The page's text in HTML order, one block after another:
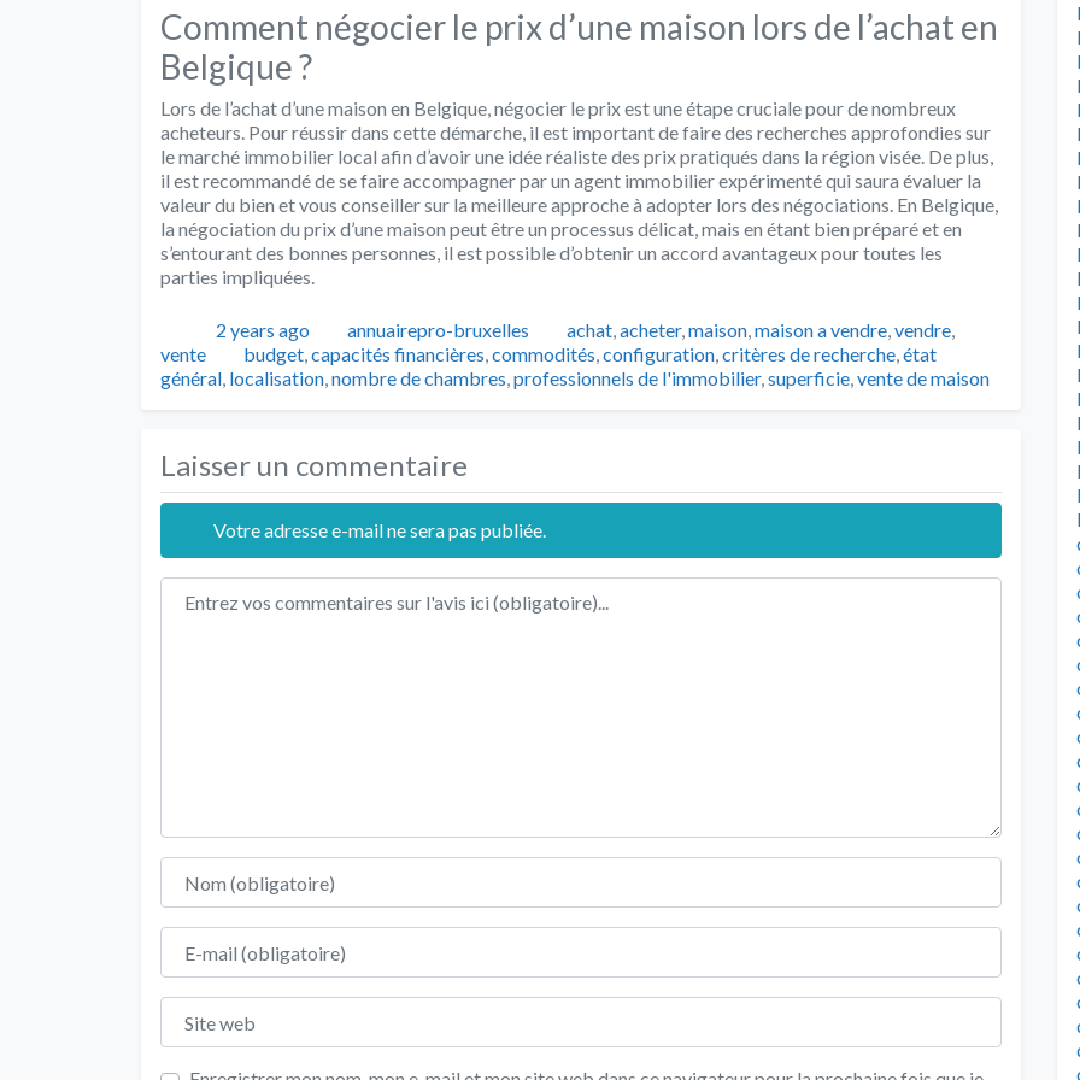
Comment négocier le prix d’une maison lors de l’achat en
Belgique ?
Lors de l’achat d’une maison en Belgique, négocier le prix est une étape cruciale pour de nombreux
acheteurs. Pour réussir dans cette démarche, il est important de faire des recherches approfondies sur
le marché immobilier local afin d’avoir une idée réaliste des prix pratiqués dans la région visée. De plus,
il est recommandé de se faire accompagner par un agent immobilier expérimenté qui saura évaluer la
valeur du bien et vous conseiller sur la meilleure approche à adopter lors des négociations. En Belgique,
la négociation du prix d’une maison peut être un processus délicat, mais en étant bien préparé et en
s’entourant des bonnes personnes, il est possible d’obtenir un accord avantageux pour toutes les
parties impliquées.
Publié2 years ago Auteur
annuairepro-bruxelles Catégories
achat,acheter,maison,maison a vendre,vendre,
vente
Tags
budget,capacités financières,commodités,configuration,critères de recherche,état
général, localisation,nombre de chambres,professionnels de l'immobilier,superficie,vente de maison
Laisser un commentaire
Votre adresse e-mail ne sera pas publiée.
Texte de l'avis
Nom
E-mail
Site web